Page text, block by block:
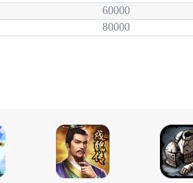
60000
80000